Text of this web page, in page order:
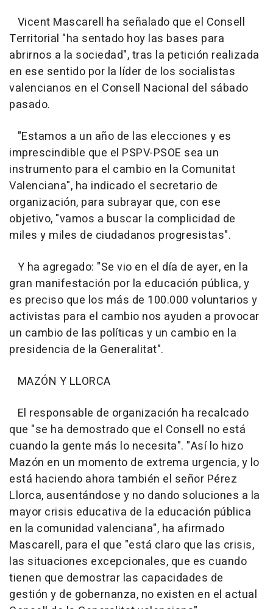
Vicent Mascarell ha señalado que el Consell
Territorial "ha sentado hoy las bases para
abrirnos a la sociedad", tras la petición realizada
en ese sentido por la líder de los socialistas
valencianos en el Consell Nacional del sábado
pasado.
"Estamos a un año de las elecciones y es
imprescindible que el PSPV-PSOE sea un
instrumento para el cambio en la Comunitat
Valenciana", ha indicado el secretario de
organización, para subrayar que, con ese
objetivo, "vamos a buscar la complicidad de
miles y miles de ciudadanos progresistas".
Y ha agregado: "Se vio en el día de ayer, en la
gran manifestación por la educación pública, y
es preciso que los más de 100.000 voluntarios y
activistas para el cambio nos ayuden a provocar
un cambio de las políticas y un cambio en la
presidencia de la Generalitat".
MAZÓN Y LLORCA
El responsable de organización ha recalcado
que "se ha demostrado que el Consell no está
cuando la gente más lo necesita". "Así lo hizo
Mazón en un momento de extrema urgencia, y lo
está haciendo ahora también el señor Pérez
Llorca, ausentándose y no dando soluciones a la
mayor crisis educativa de la educación pública
en la comunidad valenciana", ha afirmado
Mascarell, para el que "está claro que las crisis,
las situaciones excepcionales, que es cuando
tienen que demostrar las capacidades de
gestión y de gobernanza, no existen en el actual